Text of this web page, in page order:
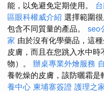
能，以免避免定期使用。
區眼科權威介紹 選擇範圍
包含不同質量的產品。 seo
家 由於沒有化學藥品，這
皮膚，而且在您跳入水中
物）。 辦桌專業外燴服務
養乾燥的皮膚，該防曬霜是
養中心 柬埔寨簽證 護理之